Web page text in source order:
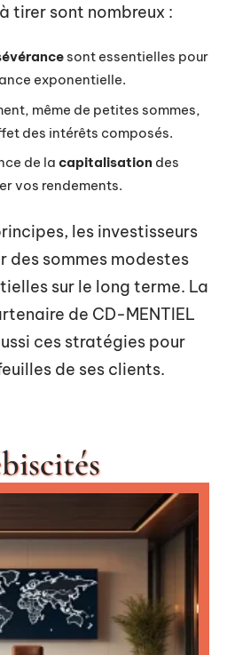
tirer sont nombreux :
sont essentielles pour
exponentielle.
même de petites sommes,
des intérêts composés.
de la capitalisation des
vos rendements.
les investisseurs
des sommes modestes
sur le long terme. La
de CD-MENTIEL
ces stratégies pour
de ses clients.